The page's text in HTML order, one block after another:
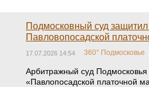
Подмосковный суд защитил
Павловопосадской
17.07.2026 14:54 360° Подмосковье
Арбитражный суд
«Павлопосадской платочной